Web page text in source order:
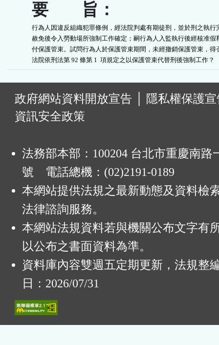
要 旨：
行為人因違反組織犯罪條例，經法院判處有期徒刑，並於刑之執行
赦免後令入勞動場所強制工作確定；嗣行為人入監執行後經核准假
付保護管束。試問行為人於保護管束期間，未經撤銷保護管束，得
法院依刑法第 92 條第 1  項規定之以保護管束代替刑後強制工作？
政府網站資料開放宣告
隱私權保護
資訊安全政策
法務部本部：100204 台北市重慶南路
號 電話總機：(02)2191-0189
本網站提供法規之最新動態及資料檢
法律諮詢服務。
本網站法規資料若與機關公布文字有
以公布之書面資料為準。
資料庫內容雙週五定期更新，法規整
日：2026/07/31